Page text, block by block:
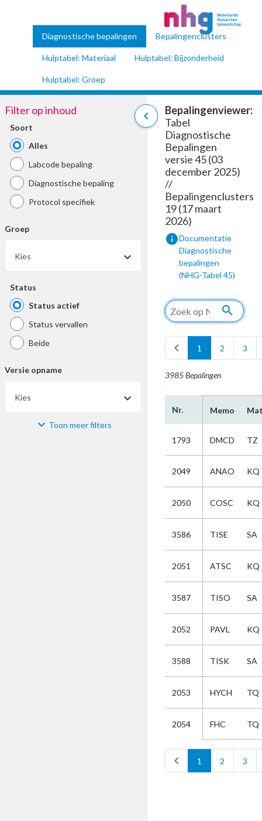
Diagnostische bepalingen Bepalingenclusters
Hulptabel: Materiaal Hulptabel: Bijzonderheid
Hulptabel: Groep
chevron_left
Filter op inhoud
Soort
Alles
Labcode bepaling
Diagnostische bepaling
Protocol specifiek
Groep
Kies
Status
Status actief
Status vervallen
Beide
Versie opname
Kies
Materiaal Toon meer filters
Bepalingenviewer:
Tabel
Diagnostische
Bepalingen
versie 45 (03
december 2025)
//
Bepalingenclusters
19 (17 maart
2026)
infoDocumentatie
Diagnostische
bepalingen
(NHG-Tabel 45)
search
chevron_left 1 2 3
3985 Bepalingen
Nr. Memo
1793 DMCD TZ
2049 ANAO KQ
2050 COSC KQ
3586 TISE SA
2051 ATSC KQ
3587 TISO SA
2052 PAVL KQ
3588 TISK SA
2053 HYCH TQ
2054 FHC TQ
chevron_left 1 2 3